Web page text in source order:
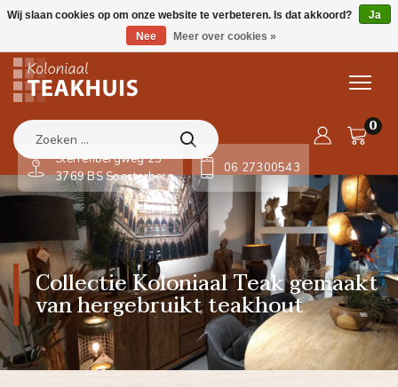
0
Sterrenbergweg 23
3769 BS Soesterberg
06 27300543
Collectie Koloniaal Teak gemaakt
van hergebruikt teakhout
Wij slaan cookies op om onze website te verbeteren. Is dat akkoord?
Ja
Nee
Meer over cookies »